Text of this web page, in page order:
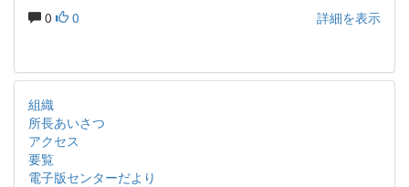
0 0 詳細を表示
組織
所長あいさつ
アクセス
要覧
電子版センターだより